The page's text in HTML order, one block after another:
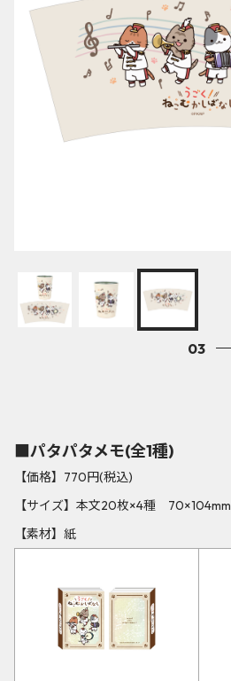
03
■パタパタメモ(全1種)
【価格】770円(税込)
【サイズ】本文20枚×4種 70×104mm
【素材】紙